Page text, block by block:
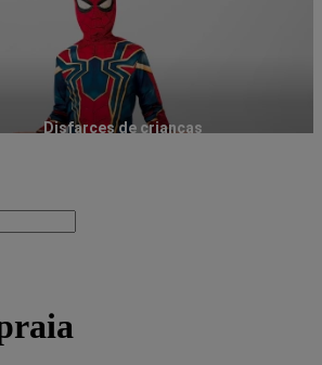
Disfarces de crianças